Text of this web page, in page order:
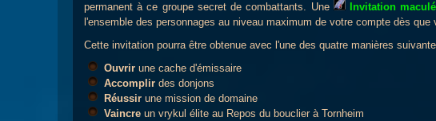
permanent à ce groupe secret de combattants. Une
Invitation
l'ensemble des personnages au niveau maximum de votre compte dès que
Cette invitation pourra être obtenue avec l'une des quatre manières
Ouvrir une cache d'émissaire
Accomplir des donjons
Réussir une mission de domaine
Vaincre un vrykul élite au Repos du bouclier à Tornheim